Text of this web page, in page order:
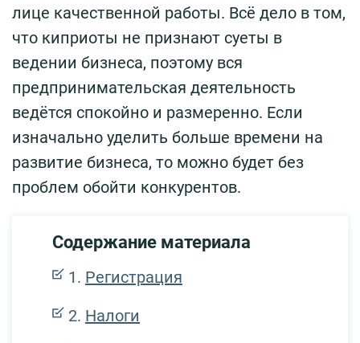
лице качественной работы. Всё дело в том,
что киприоты не признают суеты в
ведении бизнеса, поэтому вся
предпринимательская деятельность
ведётся спокойно и размеренно. Если
изначально уделить больше времени на
развитие бизнеса, то можно будет без
проблем обойти конкурентов.
Содержание материала
Регистрация
Налоги